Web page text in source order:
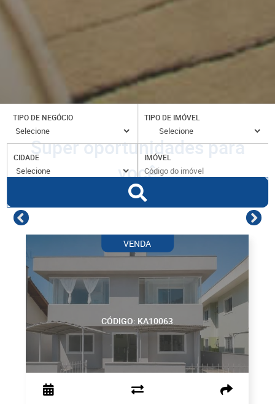
TIPO DE NEGÓCIO TIPO DE IMÓVEL
CIDADE IMÓVEL
Super oportunidades para
você
CÓDIGO: KA10063
VENDA